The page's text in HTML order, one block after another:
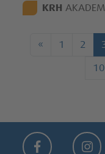
STANDORT:
KRH
« 1 2
10
Facebook